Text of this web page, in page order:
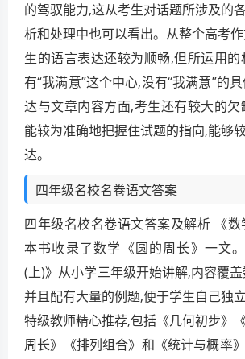
的驾驭能力,这从考生对话题所涉及的
析和处理中也可以看出。从整个高考
生的语言表达还较为顺畅,但所运用
有“我满意”这个中心,没有“我满意”的
达与文章内容方面,考生还有较大的欠
能较为准确地把握住试题的指向,能够
达。
四年级名校名卷语文答案
四年级名校名卷语文答案及解析 《数
本书收录了数学《圆的周长》一文
(上)》从小学三年级开始讲解,内容覆
并且配有大量的例题,便于学生自己独
特级教师精心推荐,包括《几何初步》
周长》《排列组合》和《统计与概率